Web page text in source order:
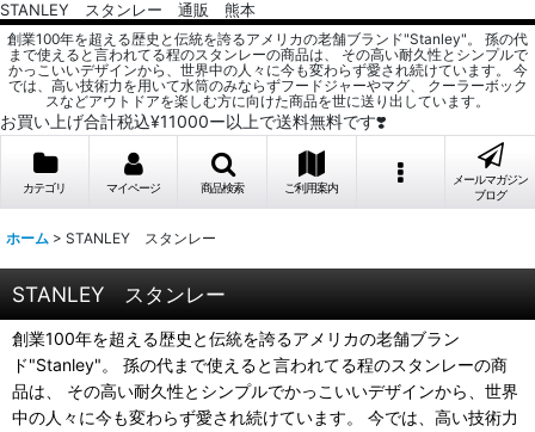
STANLEY スタンレー 通販 熊本
創業100年を超える歴史と伝統を誇るアメリカの老舗ブランド"Stanley"。 孫の代
まで使えると言われてる程のスタンレーの商品は、 その高い耐久性とシンプルで
かっこいいデザインから、世界中の人々に今も変わらず愛され続けています。 今
では、高い技術力を用いて水筒のみならずフードジャーやマグ、 クーラーボック
スなどアウトドアを楽しむ方に向けた商品を世に送り出しています。
お買い上げ合計税込¥11000ー以上で送料無料です❣️
カテゴリ マイページ 商品検索 ご利用案内
メールマガジン
ブログ
ホーム > STANLEY スタンレー
STANLEY スタンレー
創業100年を超える歴史と伝統を誇るアメリカの老舗ブラン
ド"Stanley"。 孫の代まで使えると言われてる程のスタンレーの商
品は、 その高い耐久性とシンプルでかっこいいデザインから、世界
中の人々に今も変わらず愛され続けています。 今では、高い技術力